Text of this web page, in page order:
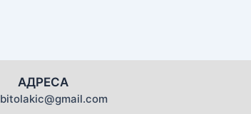
АДРЕСА
bitolakic@gmail.com